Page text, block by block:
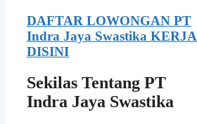
DAFTAR LOWONGAN PT
Indra Jaya Swastika KERJA
DISINI
Sekilas Tentang PT
Indra Jaya Swastika